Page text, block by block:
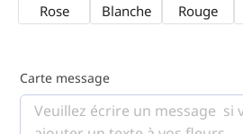
Rose
Blanche Rouge
Carte message